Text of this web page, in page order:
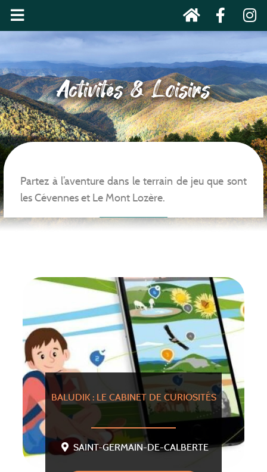
Activités & Loisirs
Partez à l’aventure dans le terrain de jeu que sont
les Cévennes et Le Mont Lozère.
BALUDIK : LE CABINET DE CURIOSITÉS
SAINT-GERMAIN-DE-CALBERTE